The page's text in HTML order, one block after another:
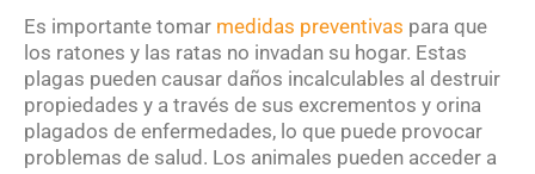
Es importante tomar medidas preventivas para que
los ratones y las ratas no invadan su hogar. Estas
plagas pueden causar daños incalculables al destruir
propiedades y a través de sus excrementos y orina
plagados de enfermedades, lo que puede provocar
problemas de salud. Los animales pueden acceder a